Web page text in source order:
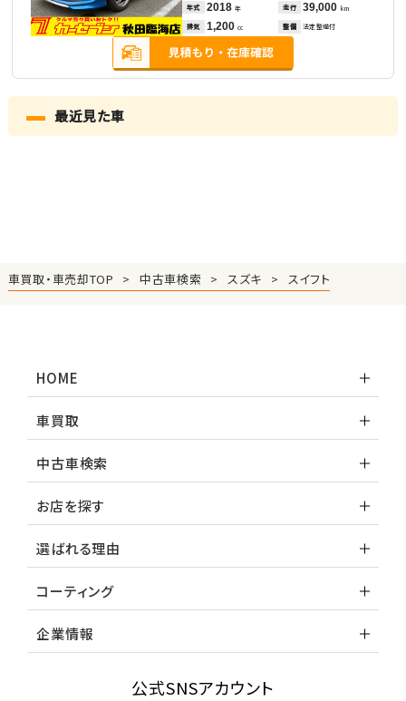
年式 2018 年 走行 39,000 km
排気 1,200 cc 整備 法定整備付
最近見た車
車買取・車売却TOP 中古車検索 スズキ スイフト
HOME
車買取
中古車検索
お店を探す
選ばれる理由
コーティング
企業情報
公式SNSアカウント